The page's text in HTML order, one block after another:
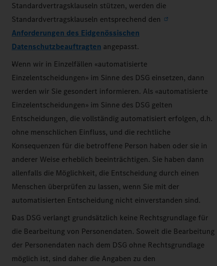
Standardvertragsklauseln stützen, werden die
Standardvertragsklauseln entsprechend den
Anforderungen des Eidgenössischen
Datenschutzbeauftragten angepasst.
Wenn wir in Einzelfällen «automatisierte
Einzelentscheidungen» im Sinne des DSG einsetzen, dann
werden wir Sie gesondert informieren. Als «automatisierte
Einzelentscheidungen» im Sinne des DSG gelten
Entscheidungen, die vollständig automatisiert erfolgen, d.h.
ohne menschlichen Einfluss, und die rechtliche
Konsequenzen für die betroffene Person haben oder sie in
anderer Weise erheblich beeinträchtigen. Sie haben dann
allenfalls die Möglichkeit, die Entscheidung durch einen
Menschen überprüfen zu lassen, wenn Sie mit der
automatisierten Entscheidung nicht einverstanden sind.
Das DSG verlangt grundsätzlich keine Rechtsgrundlage für
die Bearbeitung von Personendaten. Soweit die Bearbeitung
der Personendaten nach dem DSG ohne Rechtsgrundlage
möglich ist, sind daher die Angaben zu den